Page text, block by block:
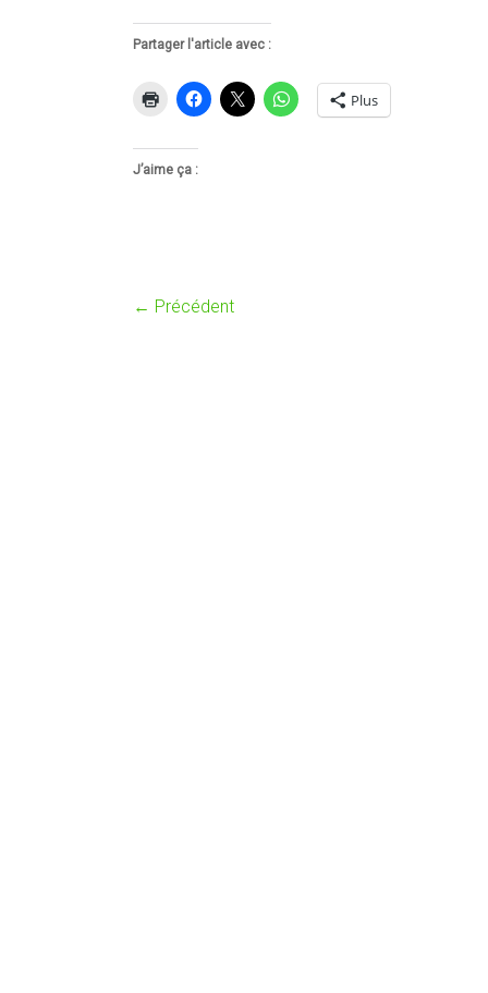
Partager l'article avec :
Plus
J’aime ça :
← Précédent